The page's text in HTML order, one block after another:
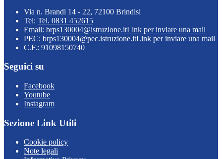
Via n. Brandi 14 - 22, 72100 Brindisi
Tel: Tel. 0831 452615
Email: brps130004@istruzione.itLink per inviare una mail
PEC: brps130004@pec.istruzione.itLink per inviare una mail
C.F.: 91098150740
Seguici su
Facebook
Youtube
Instagram
Sezione Link Utili
Cookie policy
Note legali